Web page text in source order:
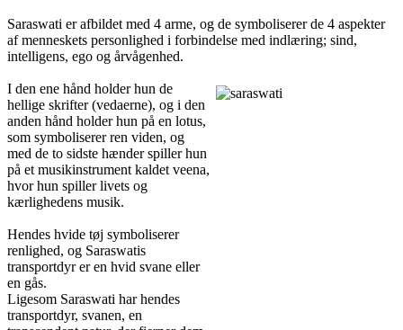
Saraswati er afbildet med 4 arme, og de symboliserer de 4 aspekter
af menneskets personlighed i forbindelse med indlæring; sind,
intelligens, ego og årvågenhed.
I den ene hånd holder hun de
hellige skrifter (vedaerne), og i den
anden hånd holder hun på en lotus,
som symboliserer ren viden, og
med de to sidste hænder spiller hun
på et musikinstrument kaldet veena,
hvor hun spiller livets og
kærlighedens musik.
Hendes hvide tøj symboliserer
renlighed, og Saraswatis
transportdyr er en hvid svane eller
en gås.
Ligesom Saraswati har hendes
transportdyr, svanen, en